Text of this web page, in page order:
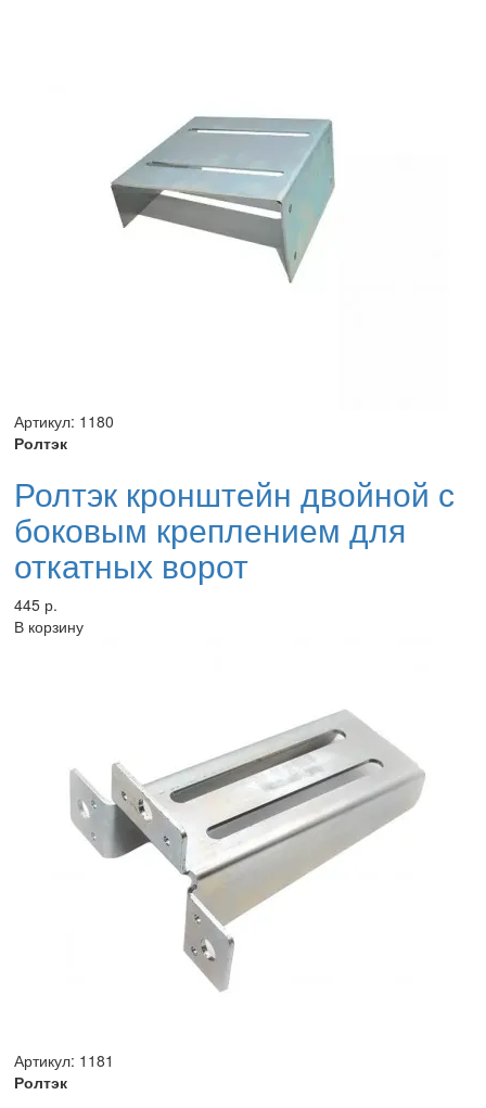
Артикул: 1180
Ролтэк
Ролтэк кронштейн двойной с
боковым креплением для
откатных ворот
445 р.
В корзину
Артикул: 1181
Ролтэк